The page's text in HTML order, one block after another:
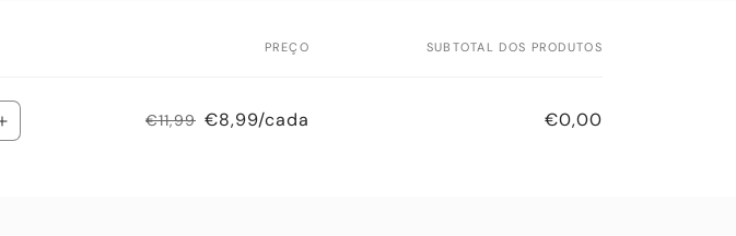
PREÇO SUBTOTAL DOS PRODUTOS
Aumentar
€11,99 €8,99/cada
€0,00